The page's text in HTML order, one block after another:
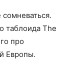
таблоида The
про
Европы.